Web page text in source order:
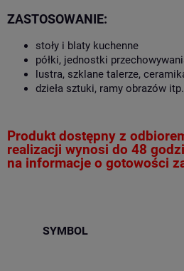
ZASTOSOWANIE:
stoły i blaty kuchenne
półki, jednostki
lustra, szklane talerze,
dzieła sztuki, ramy obrazów itp.
Produkt dostępny z
realizacji wynosi do 48
na informacje o gotowości
SYMBOL